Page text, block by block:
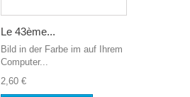
Le 43ème...
Bild in der Farbe im auf Ihrem
Computer...
2,60 €